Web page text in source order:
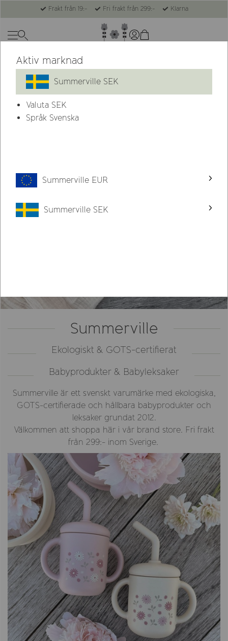
Frakt från 19:- Fri frakt från 299:- Klarna
Summerville
Ekologiskt & GOTS-certifierat
Babyprodukter & Babyleksaker
Summerville är ett svenskt varumärke med ekologiska,
GOTS-certifierade och hållbara babyprodukter och
leksaker grundat 2012.
Välkommen att shoppa här i vår brand store. Fri frakt
från 299:- inom Sverige.
Aktiv marknad
Summerville SEK
Valuta SEK
Språk Svenska
Summerville EUR
Summerville SEK